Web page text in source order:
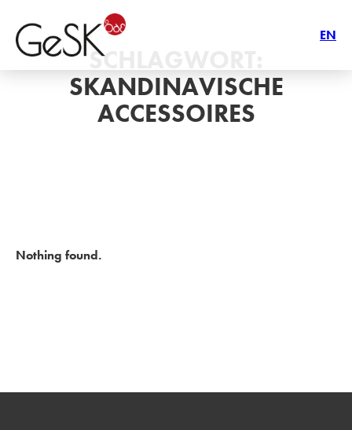
EN
SCHLAGWORT:
SKANDINAVISCHE
ACCESSOIRES
Nothing found.